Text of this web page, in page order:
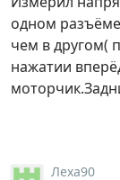
одном
чем в другом(
нажатии
Леха90